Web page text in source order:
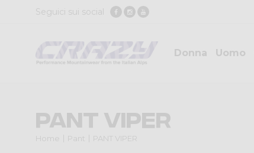
Seguici sui social
Donna Uomo
PANT VIPER
Home Pant PANT VIPER